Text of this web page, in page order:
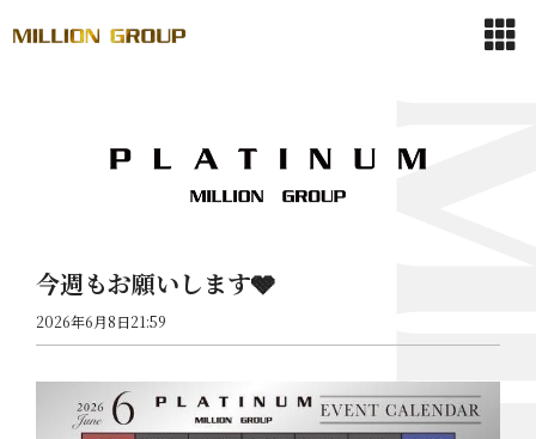
今週もお願いします🩶
2026年6月8日21:59